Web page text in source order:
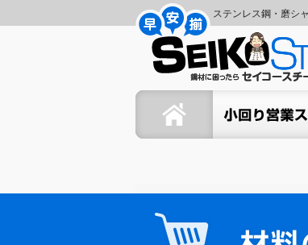
ン
ビ
ステンレス鋼・磨シ
セ
イ
ス
ホーム
材
料